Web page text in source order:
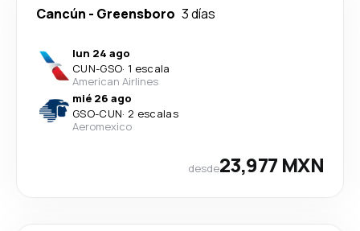
Cancún - Greensboro 3 días
lun 24 ago
CUN-GSO· 1 escala
American Airlines
mié 26 ago
GSO-CUN· 2 escalas
Aeromexico
desde23,977 MXN